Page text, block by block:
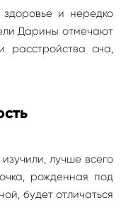
и нередко
Дарины отмечают
расстройства сна,
лучше всего
рожденная под
будет отличаться